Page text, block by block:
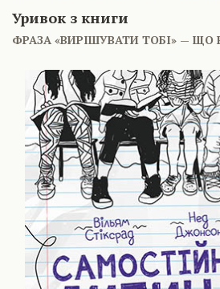
Уривок з книги
ФРАЗА «ВИРІШУВАТИ ТОБІ» — ЩО